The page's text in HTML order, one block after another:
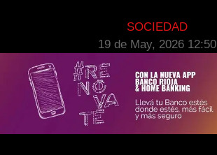
SOCIEDAD
19 de May, 2026 12:50